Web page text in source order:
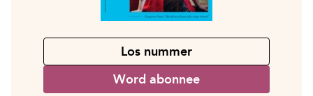
Los nummer
Word abonnee